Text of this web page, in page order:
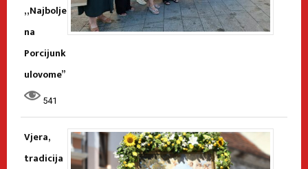
„Najbolje
na
Porcijunk
ulovome”
541
Vjera,
tradicija